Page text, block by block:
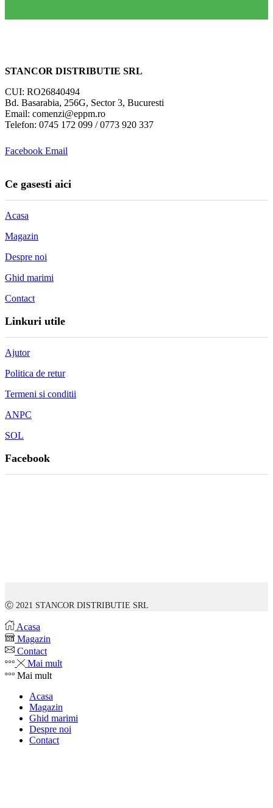
STANCOR DISTRIBUTIE SRL
CUI: RO26840494
Bd. Basarabia, 256G, Sector 3, Bucuresti
Email: comenzi@eppm.ro
Telefon: 0745 172 099 / 0773 920 337
Facebook Email
Ce gasesti aici
Acasa
Magazin
Despre noi
Ghid marimi
Contact
Linkuri utile
Ajutor
Politica de retur
Termeni si conditii
ANPC
SOL
Facebook
Ⓒ 2021 STANCOR DISTRIBUTIE SRL
Acasa
Magazin
Contact
Mai mult
Mai mult
Acasa
Magazin
Ghid marimi
Despre noi
Contact